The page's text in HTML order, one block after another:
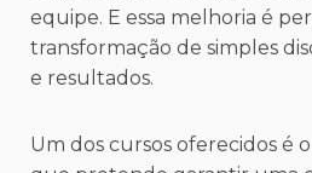
equipe. E essa melhoria é
transformação de simples
e resultados.
Um dos cursos oferecidos é